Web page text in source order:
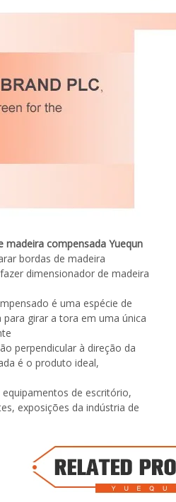
madeira compensada Yuequn
bordas de madeira
dimensionador de madeira
é uma espécie de
girar a tora em uma única
perpendicular à direção da
é o produto ideal,
de escritório,
exposições da indústria de